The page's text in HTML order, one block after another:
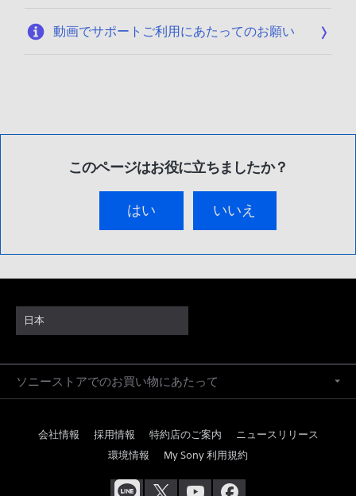
動画でサポートご利用にあたってのお願い
このページはお役に立ちましたか？
はい いいえ
日本
ソニーストアでのお買い物にあたって
会社情報 採用情報 特約店のご案内
ニュースリリース
環境情報
My Sony 利用規約